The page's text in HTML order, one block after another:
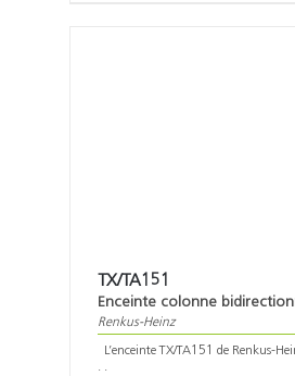
TX/TA151
Enceinte colonne
Renkus-Heinz
L’enceinte TX/TA151 de Renkus-
. .